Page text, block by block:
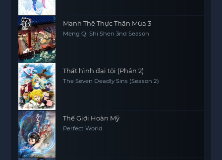
Manh Thê Thực Thần Mùa 3
Meng Qi Shi Shen 3nd Season
Thất hình đại tội (Phần 2)
The Seven Deadly Sins (Season 2)
Thế Giới Hoàn Mỹ
Perfect World